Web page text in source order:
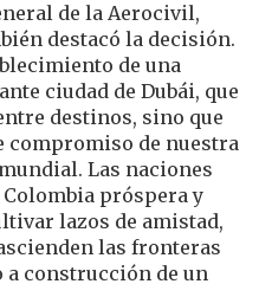
de la Aerocivil,
destacó la decisión.
de una
ciudad de Dubái, que
destinos, sino que
de nuestra
Las naciones
próspera y
lazos de amistad,
las fronteras
construcción de un